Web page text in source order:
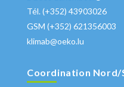
Tél. (+352) 43903026
GSM (+352) 621356003
klimab@oeko.lu
Coordination Nord/